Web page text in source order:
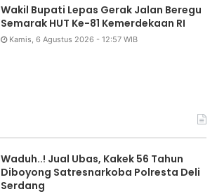
Wakil Bupati Lepas Gerak Jalan Beregu
Semarak HUT Ke-81 Kemerdekaan RI
Kamis, 6 Agustus 2026 - 12:57 WIB
Waduh..! Jual Ubas, Kakek 56 Tahun
Diboyong Satresnarkoba Polresta Deli
Serdang